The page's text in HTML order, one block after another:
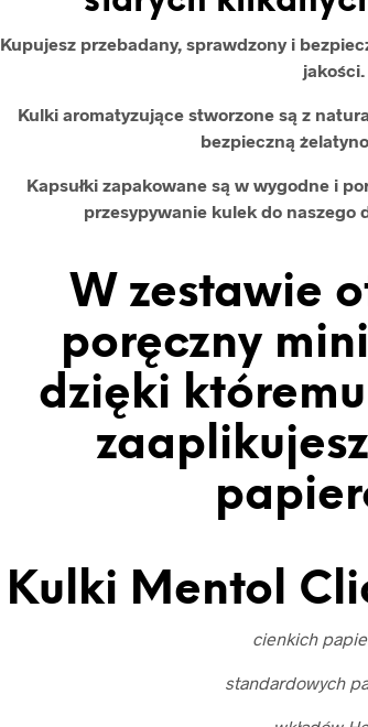
Kupujesz przebadany, sprawdzony i
jakości.
Kulki aromatyzujące stworzone są z
bezpieczną
Kapsułki zapakowane są w wygodne i
przesypywanie kulek do naszego
W zestawie
poręczny
dzięki
Kulki Mentol
cienkich
standardowych